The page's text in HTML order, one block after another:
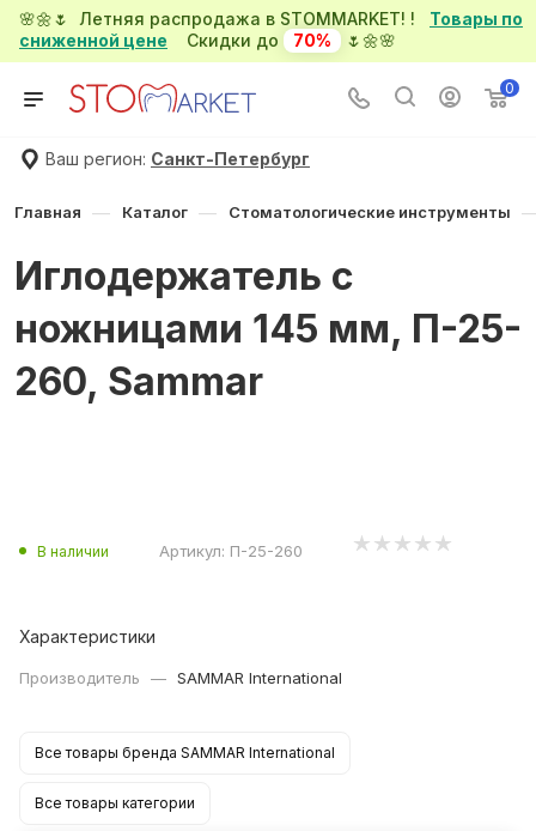
🌸🌼🌷 Летняя распродажа в STOMMARKET! ! Товары по
сниженной цене Скидки до 70% 🌷🌼🌸
0
Ваш регион: Санкт-Петербург
Главная — Каталог — Стоматологические инструменты
Иглодержатель с
ножницами 145 мм, П-25-
260, Sammar
В наличии Артикул: П-25-260
Характеристики
Производитель — SAMMAR International
Все товары бренда SAMMAR International
Все товары категории